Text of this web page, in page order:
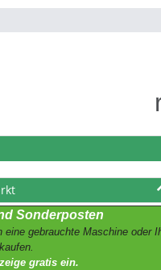
Sonderposten
gebrauchte Maschine oder
gratis ein.